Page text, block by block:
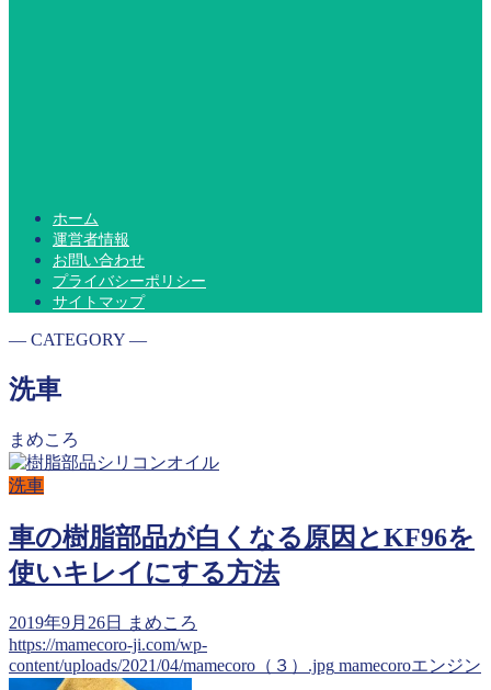
ホーム
運営者情報
お問い合わせ
プライバシーポリシー
サイトマップ
― CATEGORY ―
洗車
まめころ
洗車
車の樹脂部品が白くなる原因とKF96を
使いキレイにする方法
2019年9月26日
まめころ
https://mamecoro-ji.com/wp-
content/uploads/2021/04/mamecoro（３）.jpg mamecoroエンジン